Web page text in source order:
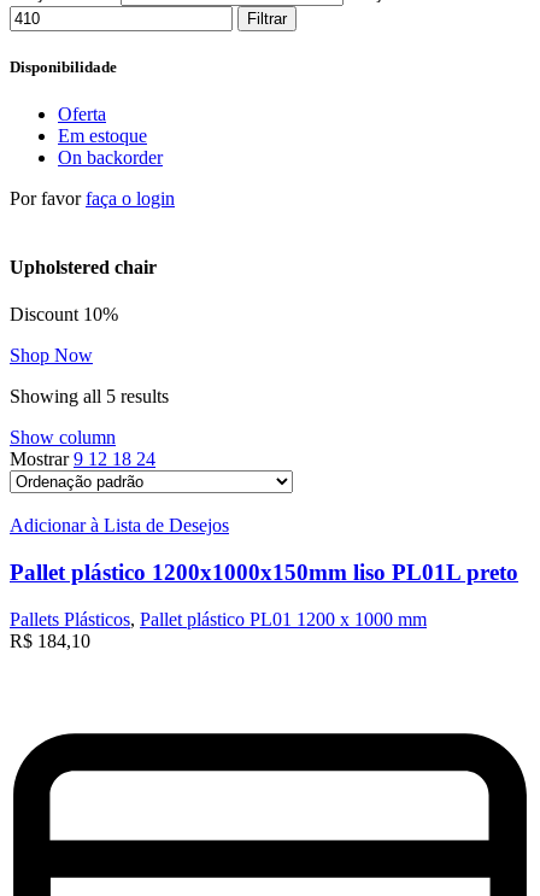
Filtrar
Disponibilidade
Oferta
Em estoque
On backorder
Por favorfaça o login
Upholstered chair
Discount 10%
Shop Now
Showing all 5 results
Show column
Mostrar9 12 18 24
Adicionar à Lista de Desejos
Pallet plástico 1200x1000x150mm liso PL01L preto
Pallets Plásticos, Pallet plástico PL01 1200 x 1000 mm
R$ 184,10